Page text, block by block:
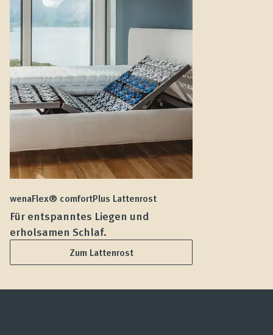
wenaFlex® comfortPlus Lattenrost
Für entspanntes Liegen und
erholsamen Schlaf.
Zum Lattenrost